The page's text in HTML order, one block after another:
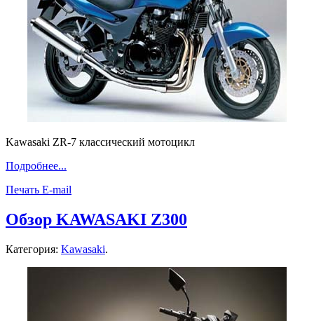
Kawasaki ZR-7 классический мотоцикл
Подробнее...
Печать E-mail
Обзор KAWASAKI Z300
Категория: Kawasaki.